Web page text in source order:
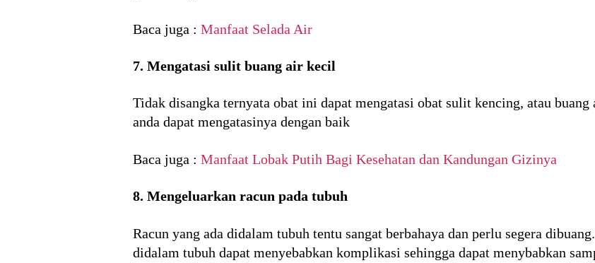
Baca juga : Manfaat Selada Air
7. Mengatasi sulit buang air kecil
Tidak disangka ternyata obat ini dapat mengatasi obat sulit kencing, atau
anda dapat mengatasinya dengan baik
Baca juga : Manfaat Lobak Putih Bagi Kesehatan dan Kandungan Gizinya
8. Mengeluarkan racun pada tubuh
Racun yang ada didalam tubuh tentu sangat berbahaya dan perlu segera
didalam tubuh dapat menyebabkan komplikasi sehingga dapat menybabkan